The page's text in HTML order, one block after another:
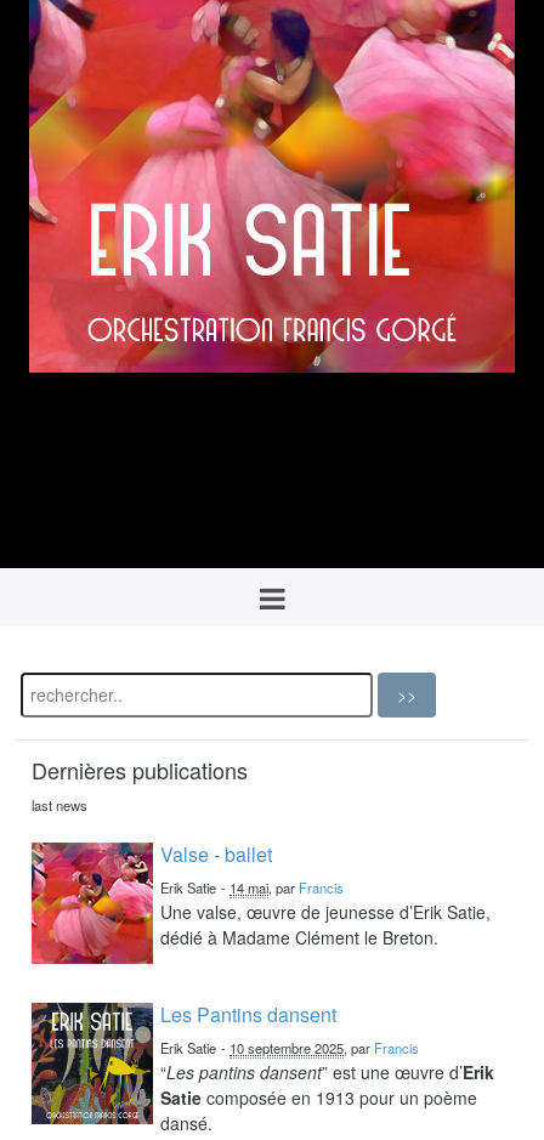
Dernières publications
last news
Valse - ballet
Erik Satie - 14 mai, par Francis
Une valse, œuvre de jeunesse d’Erik Satie,
dédié à Madame Clément le Breton.
Les Pantins dansent
Erik Satie - 10 septembre 2025, par Francis
“Les pantins dansent” est une œuvre d’Erik
Satie composée en 1913 pour un poème
dansé.